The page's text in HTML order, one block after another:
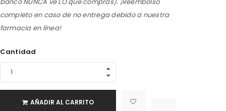
completo en caso de no entrega debido a nuestra
farmacia en línea!
Cantidad
AÑADIR AL CARRITO